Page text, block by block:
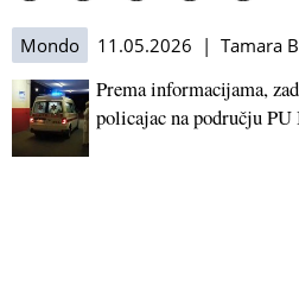
Mondo 11.05.2026 | Tamara
Prema informacijama,
policajac na području